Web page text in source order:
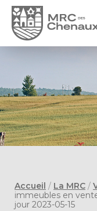
Accueil / La MRC /
immeubles en
jour 2023-05-15